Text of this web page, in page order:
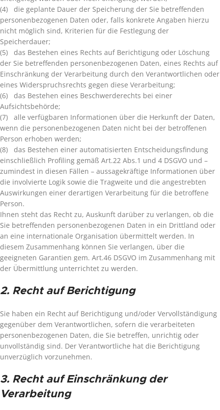
(4) die geplante Dauer der Speicherung der Sie betreffenden
personenbezogenen Daten oder, falls konkrete Angaben hierzu
nicht möglich sind, Kriterien für die Festlegung der
Speicherdauer;
(5) das Bestehen eines Rechts auf Berichtigung oder Löschung
der Sie betreffenden personenbezogenen Daten, eines Rechts auf
Einschränkung der Verarbeitung durch den Verantwortlichen oder
eines Widerspruchsrechts gegen diese Verarbeitung;
(6) das Bestehen eines Beschwerderechts bei einer
Aufsichtsbehörde;
(7) alle verfügbaren Informationen über die Herkunft der Daten,
wenn die personenbezogenen Daten nicht bei der betroffenen
Person erhoben werden;
(8) das Bestehen einer automatisierten Entscheidungsfindung
einschließlich Profiling gemäß Art.22 Abs.1 und 4 DSGVO und –
zumindest in diesen Fällen – aussagekräftige Informationen über
die involvierte Logik sowie die Tragweite und die angestrebten
Auswirkungen einer derartigen Verarbeitung für die betroffene
Person.
Ihnen steht das Recht zu, Auskunft darüber zu verlangen, ob die
Sie betreffenden personenbezogenen Daten in ein Drittland oder
an eine internationale Organisation übermittelt werden. In
diesem Zusammenhang können Sie verlangen, über die
geeigneten Garantien gem. Art.46 DSGVO im Zusammenhang mit
der Übermittlung unterrichtet zu werden.
2. Recht auf Berichtigung
Sie haben ein Recht auf Berichtigung und/oder Vervollständigung
gegenüber dem Verantwortlichen, sofern die verarbeiteten
personenbezogenen Daten, die Sie betreffen, unrichtig oder
unvollständig sind. Der Verantwortliche hat die Berichtigung
unverzüglich vorzunehmen.
3. Recht auf Einschränkung der
Verarbeitung